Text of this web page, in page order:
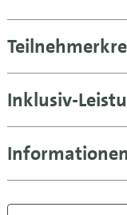
Inklusiv-